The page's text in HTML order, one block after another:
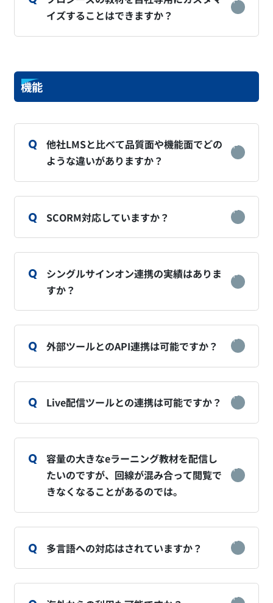
イズすることはできますか？
機能
他社LMSと比べて品質面や機能面でどの
ような違いがありますか？
SCORM対応していますか？
シングルサインオン連携の実績はありま
すか？
外部ツールとのAPI連携は可能ですか？
Live配信ツールとの連携は可能ですか？
容量の大きなeラーニング教材を配信し
たいのですが、回線が混み合って閲覧で
きなくなることがあるのでは。
多言語への対応はされていますか？